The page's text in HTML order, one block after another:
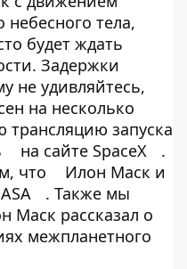
небесного тела,
будет ждать
Задержки
не удивляйтесь,
на несколько
запуска
на сайте SpaceX
.
что
Илон Маск и
. Также мы
Маск рассказал о
межпланетного